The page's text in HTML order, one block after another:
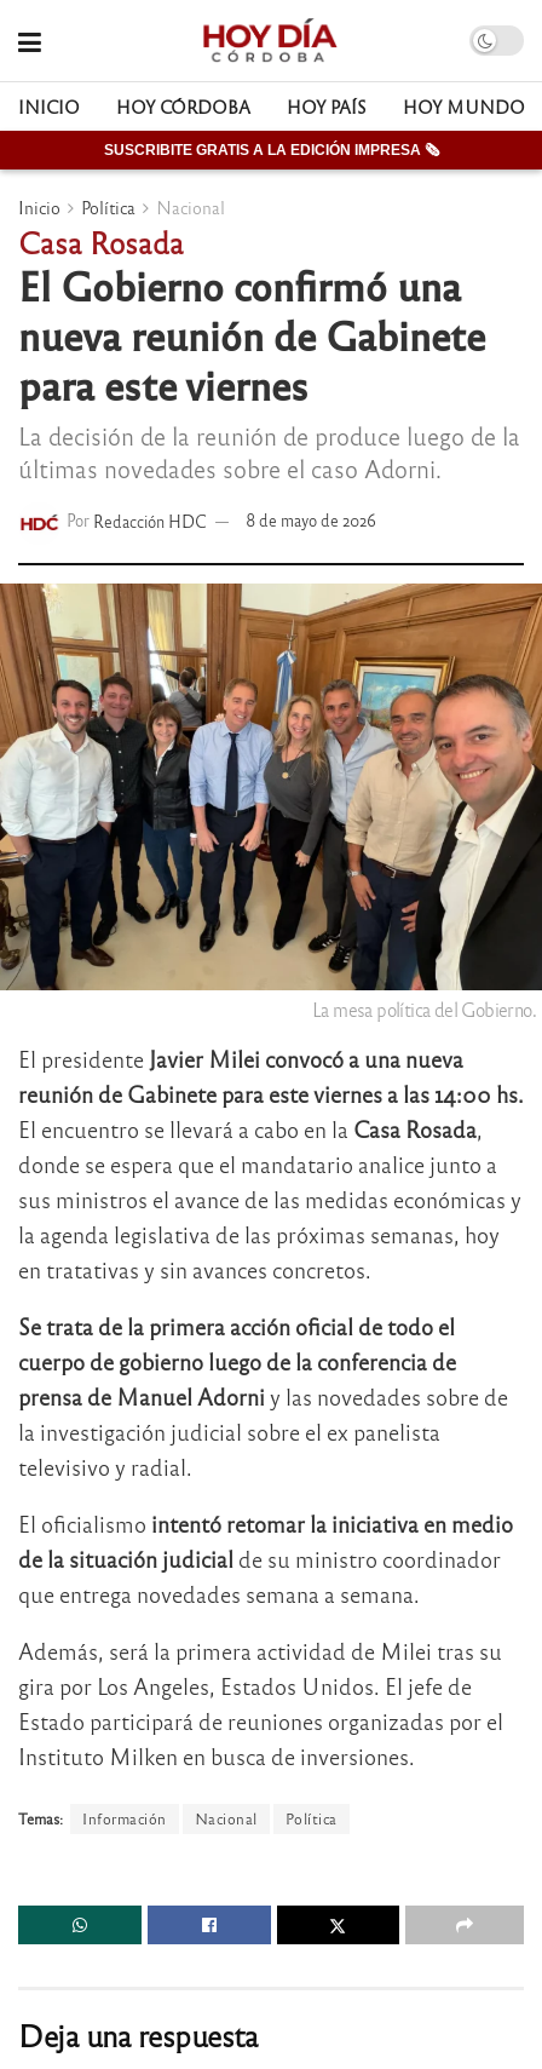
INICIO HOY CÓRDOBA HOY PAÍS HOY MUNDO
SUSCRIBITE GRATIS A LA EDICIÓN IMPRESA 🗞
Inicio Política Nacional
Casa Rosada
El Gobierno confirmó una
nueva reunión de Gabinete
para este viernes
La decisión de la reunión de produce luego de la
últimas novedades sobre el caso Adorni.
Por Redacción HDC 8 de mayo de 2026
La mesa política del Gobierno.
El presidente Javier Milei convocó a una nueva
reunión de Gabinete para este viernes a las 14:00 hs.
El encuentro se llevará a cabo en la Casa Rosada,
donde se espera que el mandatario analice junto a
sus ministros el avance de las medidas económicas y
la agenda legislativa de las próximas semanas, hoy
en tratativas y sin avances concretos.
Se trata de la primera acción oficial de todo el
cuerpo de gobierno luego de la conferencia de
prensa de Manuel Adorni y las novedades sobre de
la investigación judicial sobre el ex panelista
televisivo y radial.
El oficialismo intentó retomar la iniciativa en medio
de la situación judicial de su ministro coordinador
que entrega novedades semana a semana.
Además, será la primera actividad de Milei tras su
gira por Los Angeles, Estados Unidos. El jefe de
Estado participará de reuniones organizadas por el
Instituto Milken en busca de inversiones.
Temas: Información Nacional Política
Deja una respuesta